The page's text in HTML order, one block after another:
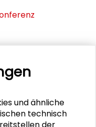
im
und ähnliche
technisch